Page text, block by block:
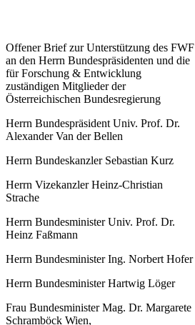
Offener Brief zur Unterstützung des FWF
an den Herrn Bundespräsidenten und die
für Forschung & Entwicklung
zuständigen Mitglieder der
Österreichischen Bundesregierung
Herrn Bundespräsident Univ. Prof. Dr.
Alexander Van der Bellen
Herrn Bundeskanzler Sebastian Kurz
Herrn Vizekanzler Heinz-Christian
Strache
Herrn Bundesminister Univ. Prof. Dr.
Heinz Faßmann
Herrn Bundesminister Ing. Norbert Hofer
Herrn Bundesminister Hartwig Löger
Frau Bundesminister Mag. Dr. Margarete
Schramböck Wien,